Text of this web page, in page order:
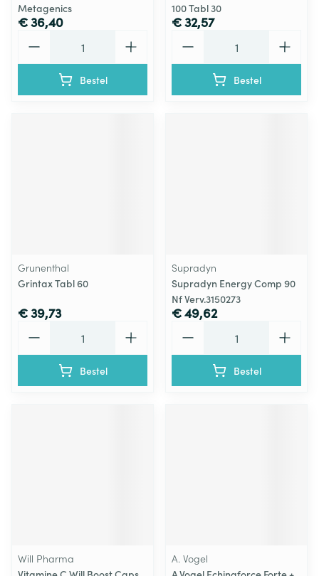
Metagenics
€ 36,40
Bestel
100 Tabl 30
€ 32,57
Bestel
Grunenthal
Grintax Tabl 60
€ 39,73
Bestel
Supradyn
Supradyn Energy Comp 90
Nf Verv.3150273
€ 49,62
Bestel
Will Pharma
A. Vogel